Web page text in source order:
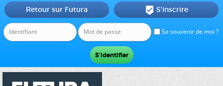
Se souvenir de moi ?
Retour sur Futura  S'inscrire